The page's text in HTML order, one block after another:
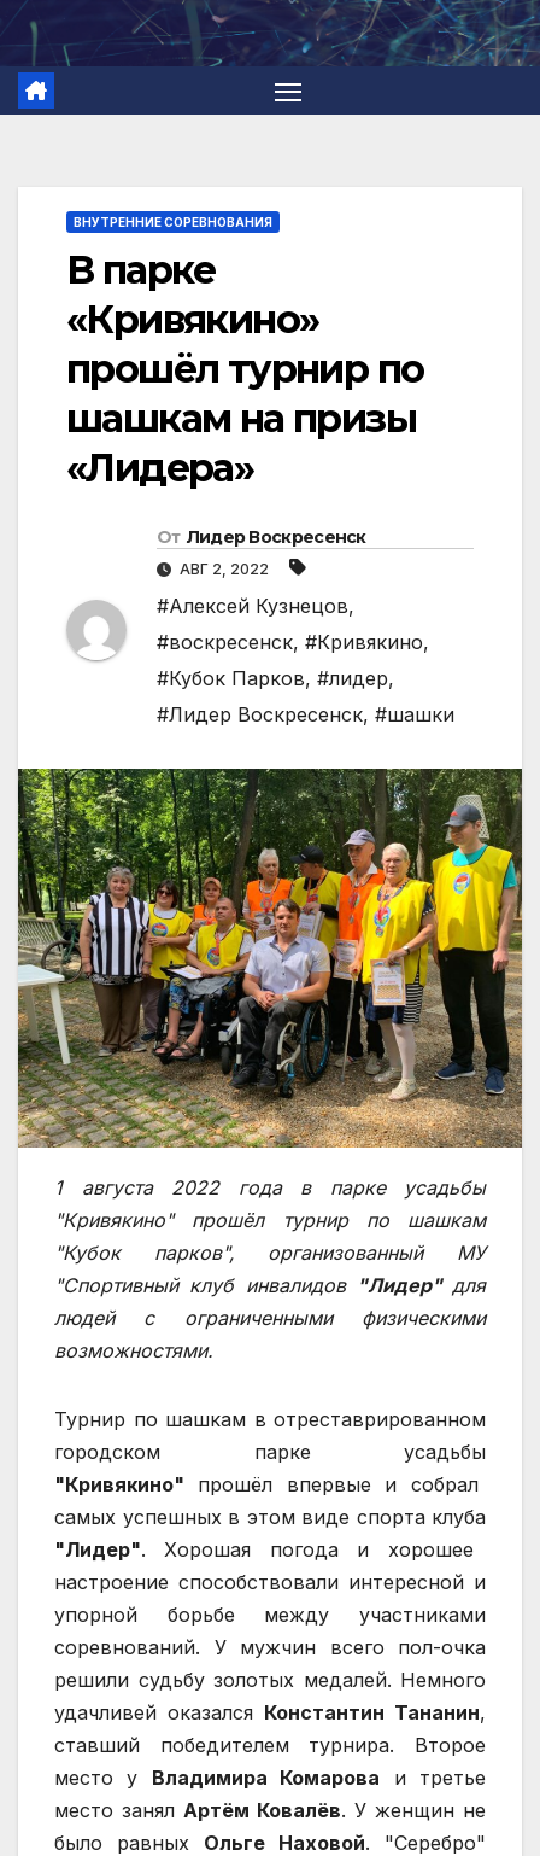
Перейти
содержимому
ВНУТРЕННИЕ СОРЕВНОВАНИЯ
В парке
«Кривякино»
прошёл турнир по
шашкам на призы
«Лидера»
От Лидер Воскресенск
АВГ 2, 2022
#Алексей Кузнецов,
#воскресенск, #Кривякино,
#Кубок Парков, #лидер,
#Лидер Воскресенск, #шашки
1 августа 2022 года в парке усадьбы
"Кривякино" прошёл турнир по шашкам
"Кубок парков", организованный МУ
"Спортивный клуб инвалидов "Лидер" для
людей с ограниченными физическими
возможностями.
Турнир по шашкам в отреставрированном
городском парке усадьбы
"Кривякино" прошёл впервые и собрал
самых успешных в этом виде спорта клуба
"Лидер". Хорошая погода и хорошее
настроение способствовали интересной и
упорной борьбе между участниками
соревнований. У мужчин всего пол-очка
решили судьбу золотых медалей. Немного
удачливей оказался Константин Тананин,
ставший победителем турнира. Второе
место у Владимира Комарова и третье
место занял Артём Ковалёв. У женщин не
было равных Ольге Наховой. "Серебро"